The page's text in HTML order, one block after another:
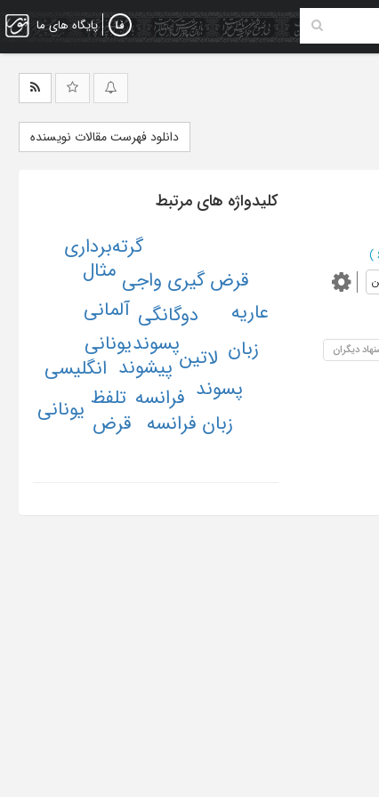
پایگاه های ما
دانلود فهرست مقالات نویسنده
)
دیگران
کلیدواژه های مرتبط
پسوند
پیشوند
دوگانگی
فرانسه
قرض گیری واجی
لاتین یونانی
آلمانی
انگلیسی
پسوند تلفظ
زبان
زبان فرانسه
عاریه
قرض
گرته‌برداری
مثال
یونانی